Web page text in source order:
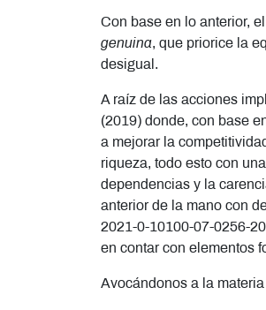
Con base en lo anterior,
genuina, que priorice la
desigual.
A raíz de las acciones
(2019) donde, con base
a mejorar la
riqueza, todo esto con
dependencias y la
anterior de la mano con
2021-0-10100-07-0256-
en contar con elementos
Avocándonos a la